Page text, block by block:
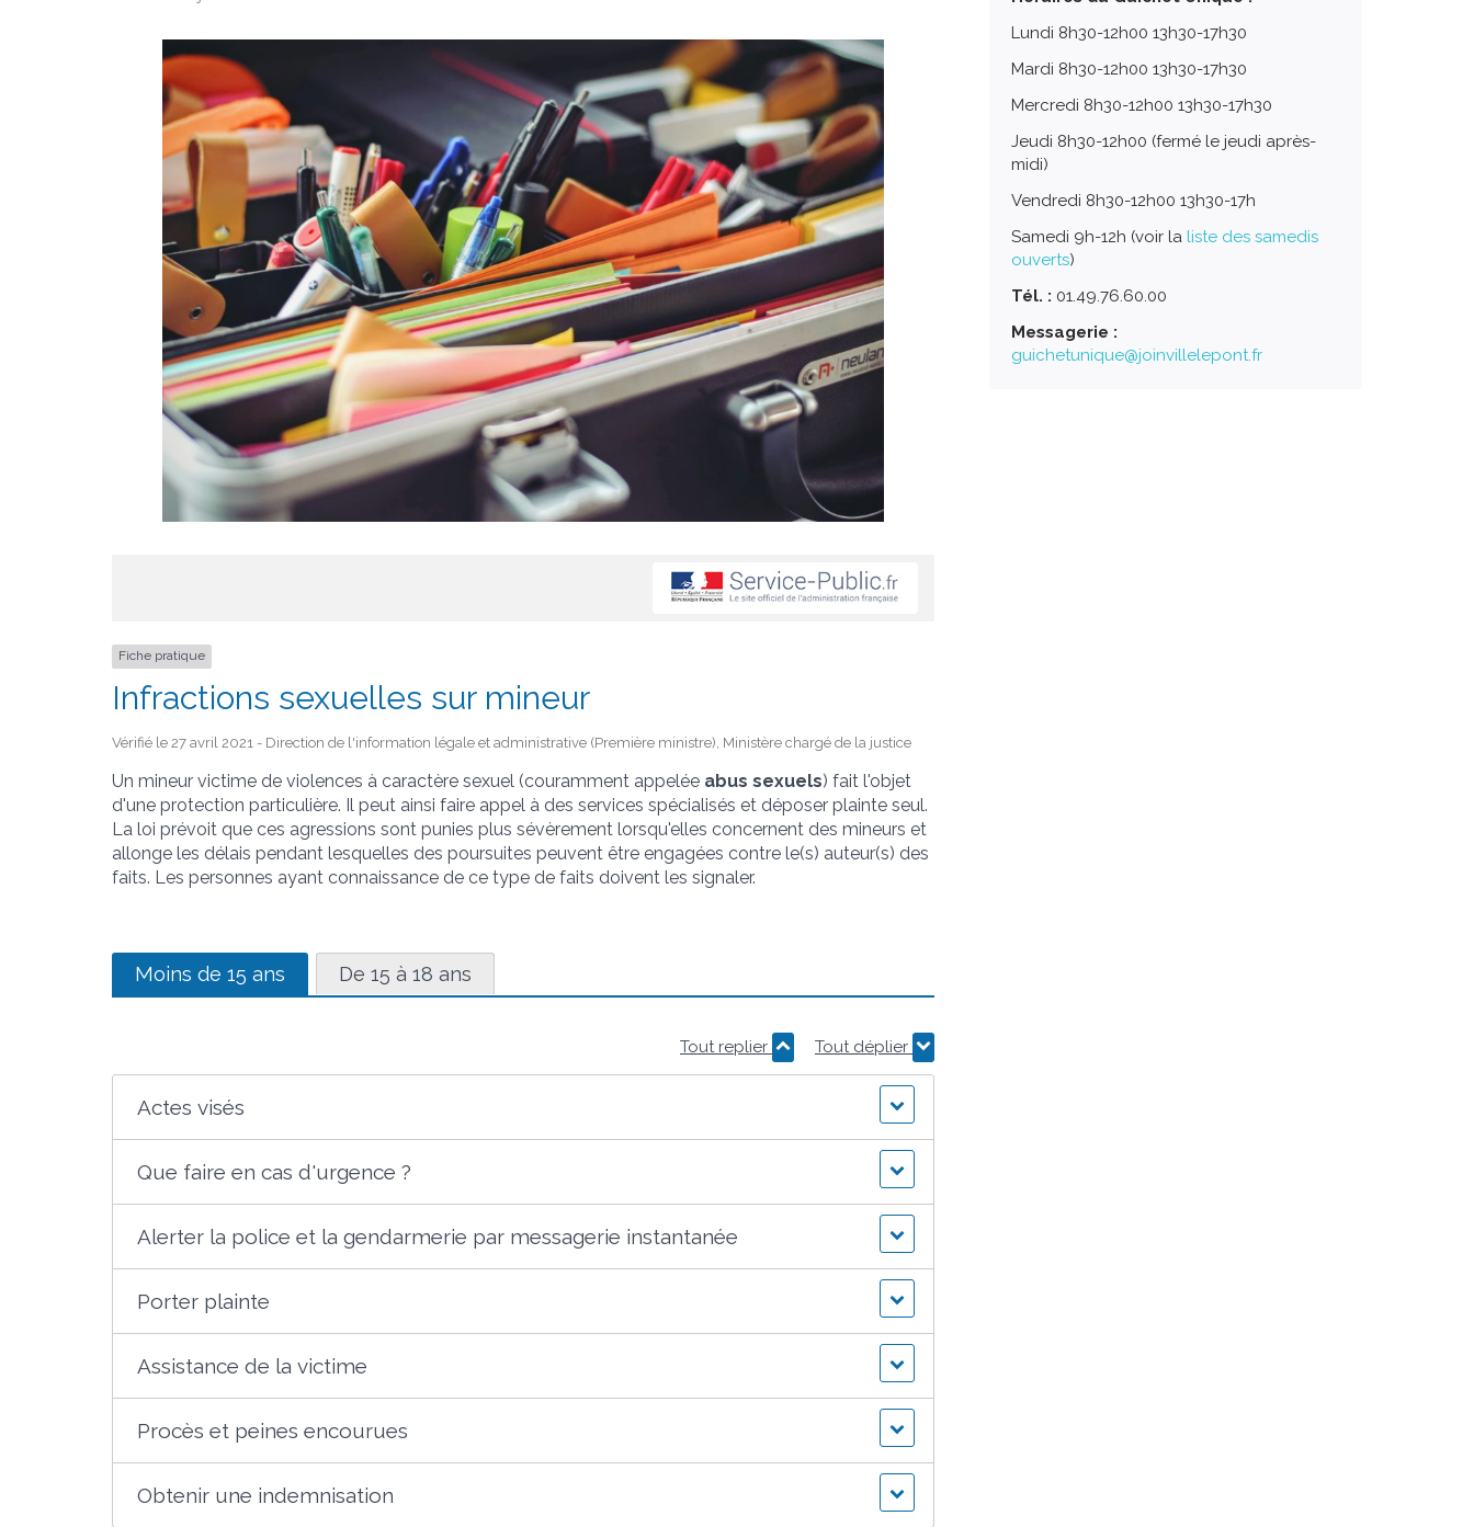
Fiche pratique
Infractions sexuelles sur mineur
Vérifié le 27 avril 2021 - Direction de l'information légale et administrative (Première ministre), Ministère chargé de la justice
Un mineur victime de violences à caractère sexuel (couramment appelée abus sexuels) fait l'objet
d'une protection particulière. Il peut ainsi faire appel à des services spécialisés et déposer plainte seul.
La loi prévoit que ces agressions sont punies plus sévèrement lorsqu'elles concernent des mineurs et
allonge les délais pendant lesquelles des poursuites peuvent être engagées contre le(s) auteur(s) des
faits. Les personnes ayant connaissance de ce type de faits doivent les signaler.
Moins de 15 ans De 15 à 18 ans
Tout replier Tout déplier
Actes visés
Que faire en cas d'urgence ?
Alerter la police et la gendarmerie par messagerie instantanée
Porter plainte
Assistance de la victime
Procès et peines encourues
Obtenir une indemnisation
Lundi 8h30-12h00 13h30-17h30
Mardi 8h30-12h00 13h30-17h30
Mercredi 8h30-12h00 13h30-17h30
Jeudi 8h30-12h00 (fermé le jeudi après-
midi)
Vendredi 8h30-12h00 13h30-17h
Samedi 9h-12h (voir la liste des samedis
ouverts)
Tél. : 01.49.76.60.00
Messagerie :
guichetunique@joinvillelepont.fr